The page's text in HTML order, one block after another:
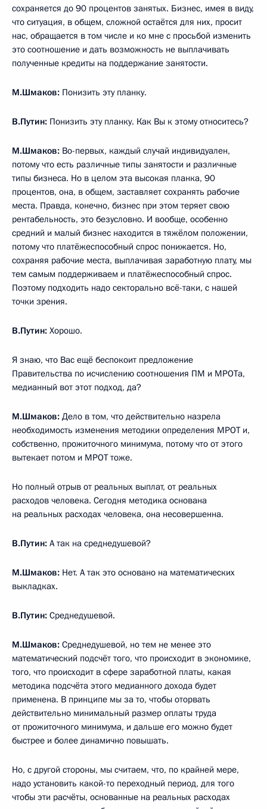
сохраняется до 90 процентов занятых. Бизнес, имея в виду,
что ситуация, в общем, сложной остаётся для них, просит
нас, обращается в том числе и ко мне с просьбой изменить
это соотношение и дать возможность не выплачивать
полученные кредиты на поддержание занятости.
М.Шмаков: Понизить эту планку.
В.Путин: Понизить эту планку. Как Вы к этому относитесь?
М.Шмаков: Во-первых, каждый случай индивидуален,
потому что есть различные типы занятости и различные
типы бизнеса. Но в целом эта высокая планка, 90
процентов, она, в общем, заставляет сохранять рабочие
места. Правда, конечно, бизнес при этом теряет свою
рентабельность, это безусловно. И вообще, особенно
средний и малый бизнес находится в тяжёлом положении,
потому что платёжеспособный спрос понижается. Но,
сохраняя рабочие места, выплачивая заработную плату, мы
тем самым поддерживаем и платёжеспособный спрос.
Поэтому подходить надо секторально всё-таки, с нашей
точки зрения.
В.Путин: Хорошо.
Я знаю, что Вас ещё беспокоит предложение
Правительства по исчислению соотношения ПМ и МРОТа,
медианный вот этот подход, да?
М.Шмаков: Дело в том, что действительно назрела
необходимость изменения методики определения МРОТ и,
собственно, прожиточного минимума, потому что от этого
вытекает потом и МРОТ тоже.
Но полный отрыв от реальных выплат, от реальных
расходов человека. Сегодня методика основана
на реальных расходах человека, она несовершенна.
В.Путин: А так на среднедушевой?
М.Шмаков: Нет. А так это основано на математических
выкладках.
В.Путин: Среднедушевой.
М.Шмаков: Среднедушевой, но тем не менее это
математический подсчёт того, что происходит в экономике,
того, что происходит в сфере заработной платы, какая
методика подсчёта этого медианного дохода будет
применена. В принципе мы за то, чтобы оторвать
действительно минимальный размер оплаты труда
от прожиточного минимума, и дальше его можно будет
быстрее и более динамично повышать.
Но, с другой стороны, мы считаем, что, по крайней мере,
надо установить какой-то переходный период, для того
чтобы эти расчёты, основанные на реальных расходах